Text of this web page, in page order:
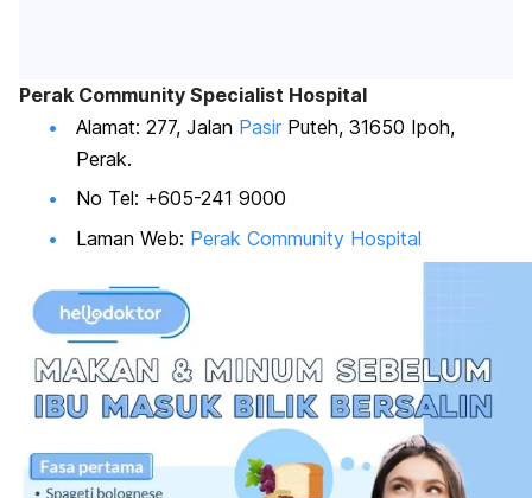
Perak Community Specialist Hospital
Alamat: 277, Jalan Pasir Puteh, 31650 Ipoh,
Perak.
No Tel: +605-241 9000
Laman Web: Perak Community Hospital